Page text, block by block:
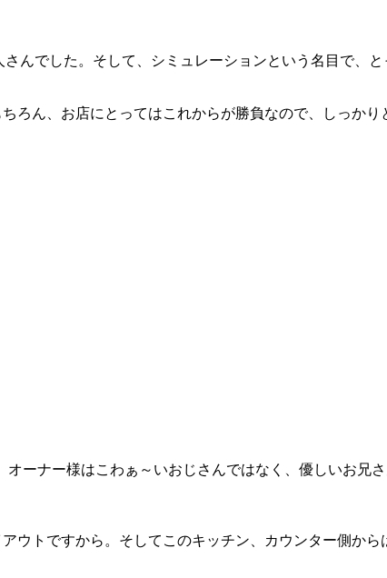
んでした。そして、シミュレーションという名目で、
ろん、お店にとってはこれからが勝負なので、しっかり
オーナー様はこわぁ～いおじさんではなく、優しいお兄
トですから。そしてこのキッチン、カウンター側から